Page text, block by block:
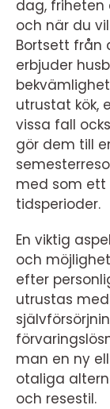
dag,
och när du
Bortsett från
erbjuder
utrustat kök,
vissa fall
gör dem till
med som
tidsperioder.
En viktig
och
efter
utrustas
man en ny
otaliga
och resestil.